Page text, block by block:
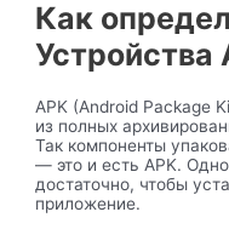
Как
Устройства
APK (Android Package
из полных
Так компоненты
— это и есть APK.
достаточно, чтобы
приложение.